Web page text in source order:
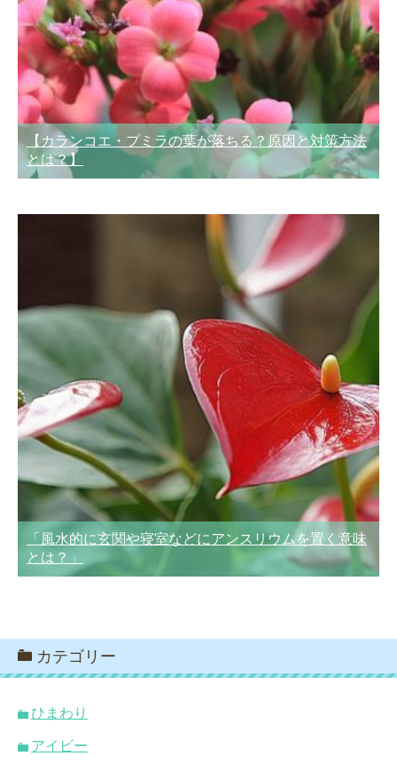
【カランコエ・プミラの葉が落ちる？原因と対策方法
とは？】
「風水的に玄関や寝室などにアンスリウムを置く意味
とは？」
カテゴリー
ひまわり
アイビー